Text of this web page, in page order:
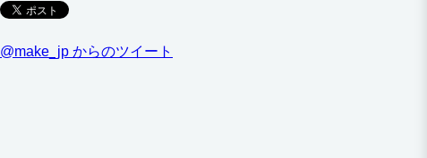
@make_jp からのツイート